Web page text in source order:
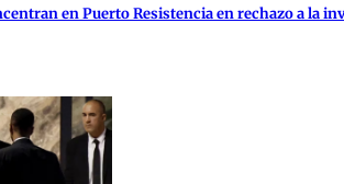
en Puerto Resistencia en rechazo a la